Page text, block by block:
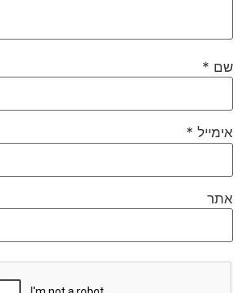
שם *
אימייל *
אתר